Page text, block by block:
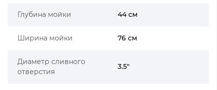
Глубина мойки 44 см
Ширина мойки 76 см
Диаметр сливного
отверстия
3.5"